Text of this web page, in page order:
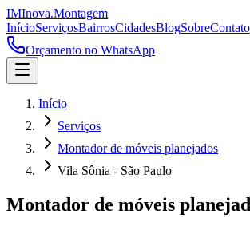
IMInova.Montagem
InícioServiçosBairrosCidadesBlogSobreContato
Orçamento no WhatsApp
Início
Serviços
Montador de móveis planejados
Vila Sônia - São Paulo
Montador de móveis